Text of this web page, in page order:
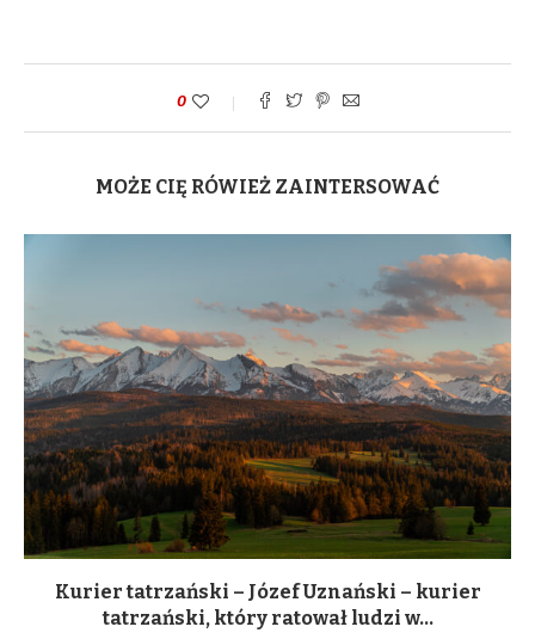
0
MOŻE CIĘ RÓWIEŻ ZAINTERSOWAĆ
Kurier tatrzański – Józef Uznański – kurier
tatrzański, który ratował ludzi w...